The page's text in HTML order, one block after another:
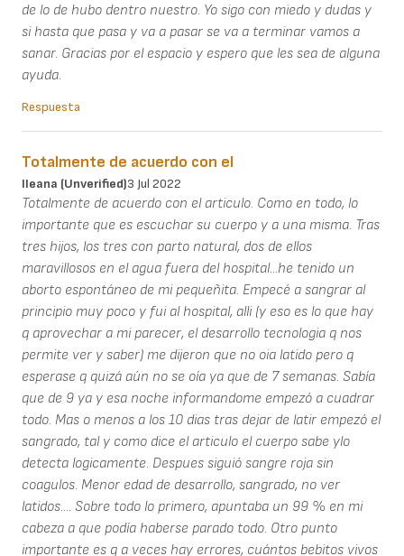
de lo de hubo dentro nuestro. Yo sigo con miedo y dudas y
si hasta que pasa y va a pasar se va a terminar vamos a
sanar. Gracias por el espacio y espero que les sea de alguna
ayuda.
Respuesta
Totalmente de acuerdo con el
Ileana (unverified)3 Jul 2022
Totalmente de acuerdo con el articulo. Como en todo, lo
importante que es escuchar su cuerpo y a una misma. Tras
tres hijos, los tres con parto natural, dos de ellos
maravillosos en el agua fuera del hospital...he tenido un
aborto espontáneo de mi pequeñita. Empecé a sangrar al
principio muy poco y fui al hospital, alli (y eso es lo que hay
q aprovechar a mi parecer, el desarrollo tecnologia q nos
permite ver y saber) me dijeron que no oia latido pero q
esperase q quizá aún no se oía ya que de 7 semanas. Sabía
que de 9 ya y esa noche informandome empezó a cuadrar
todo. Mas o menos a los 10 dias tras dejar de latir empezó el
sangrado, tal y como dice el articulo el cuerpo sabe ylo
detecta logicamente. Despues siguió sangre roja sin
coagulos. Menor edad de desarrollo, sangrado, no ver
latidos.... Sobre todo lo primero, apuntaba un 99 % en mi
cabeza a que podía haberse parado todo. Otro punto
importante es q a veces hay errores, cuántos bebitos vivos